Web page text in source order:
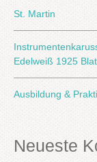
St. Martin
Edelweiß 1925
Ausbildung &
Neueste